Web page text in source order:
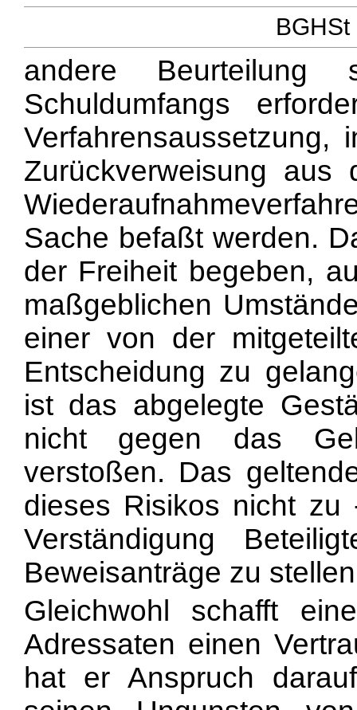
andere
Schuldumfangs
Verfahrensaussetzung,
Zurückverweisung aus
Sache befaßt werden.
der Freiheit begeben,
maßgeblichen
einer von der
Entscheidung zu
ist das abgelegte
nicht gegen das
verstoßen. Das
dieses Risikos nicht
Verständigung
Beweisanträge zu
Gleichwohl schafft
Adressaten einen
hat er Anspruch